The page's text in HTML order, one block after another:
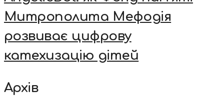
Митрополита Мефодія
розвиває цифрову
катехизацію дітей
Архів